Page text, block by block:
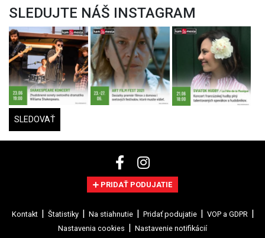
SLEDUJTE NÁŠ INSTAGRAM
SLEDOVAŤ
PRIDAŤ PODUJATIE
Kontakt Štatistiky Na stiahnutie Pridať podujatie
VOP a GDPR
Nastavenia cookies
Nastavenie notifikácií